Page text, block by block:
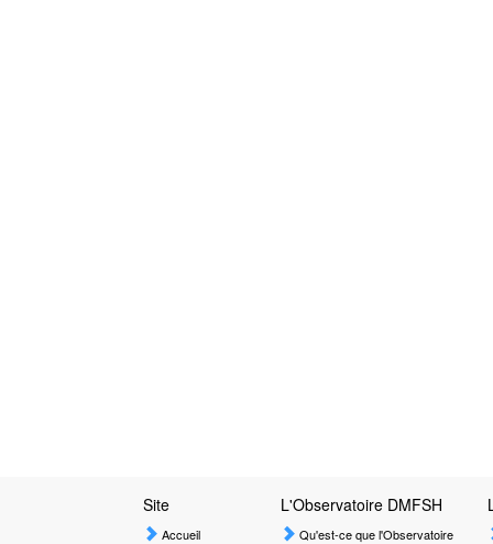
Site
Accueil
L'Observatoire DMFSH
Qu'est-ce que l'Observatoire